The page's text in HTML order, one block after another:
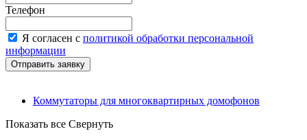
Телефон
Я согласен с политикой обработки персональной
информации
Коммутаторы для многоквартирных домофонов
Показать все Свернуть